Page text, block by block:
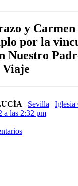
y Carmen
por la
Nuestro
Viaje
| Sevilla | Iglesia
a las 2:32 pm